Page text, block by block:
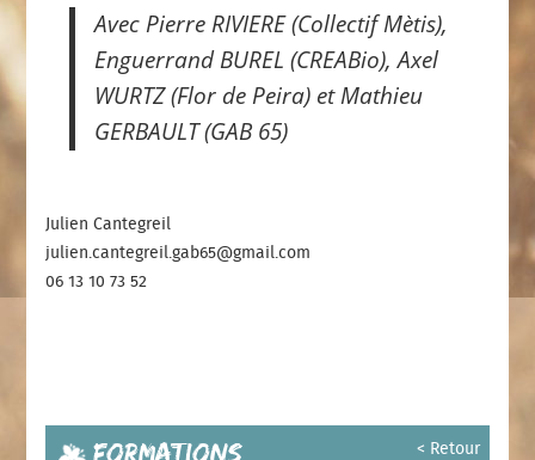
Avec Pierre RIVIERE (Collectif Mètis),
Enguerrand BUREL (CREABio), Axel
WURTZ (Flor de Peira) et Mathieu
GERBAULT (GAB 65)
Julien Cantegreil
julien.cantegreil.gab65@gmail.com
06 13 10 73 52
< Retour
Formations